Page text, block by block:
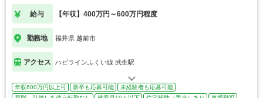
給与 【年収】400万円～600万円程度
勤務地 福井県 越前市
アクセス ハピラインふくい線 武生駅
年収600万円以上可 新卒も応募可能
未経験者も応募可能